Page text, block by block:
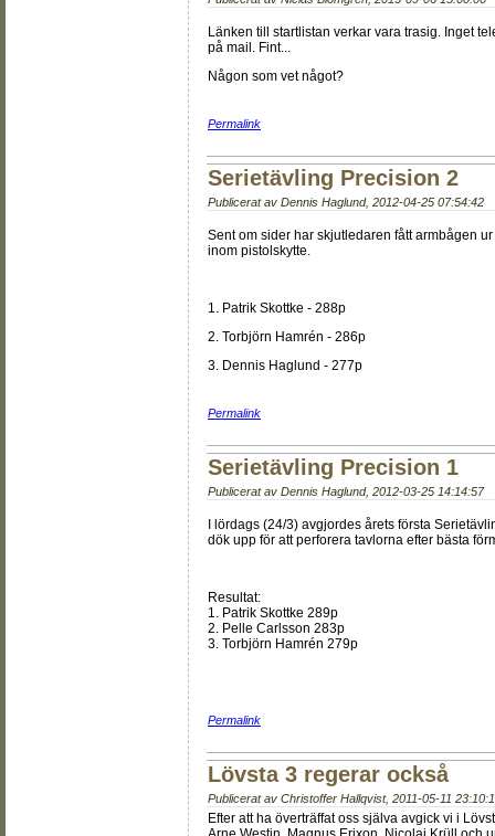
Länken till startlistan verkar vara trasig. Inget
på mail. Fint...
Någon som vet något?
Permalink
Serietävling Precision 2
Publicerat av Dennis Haglund, 2012-04-25 07:54:42
Sent om sider har skjutledaren fått armbågen
inom pistolskytte.
1. Patrik Skottke - 288p
2. Torbjörn Hamrén - 286p
3. Dennis Haglund - 277p
Permalink
Serietävling Precision 1
Publicerat av Dennis Haglund, 2012-03-25 14:14:57
I lördags (24/3) avgjordes årets första
dök upp för att perforera tavlorna efter bästa
Resultat:
1. Patrik Skottke 289p
2. Pelle Carlsson 283p
3. Torbjörn Hamrén 279p
Permalink
Lövsta 3 regerar också
Publicerat av Christoffer Hallqvist, 2011-05-11
Efter att ha överträffat oss själva avgick vi i